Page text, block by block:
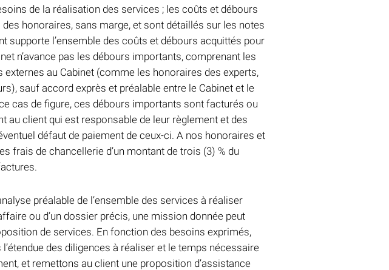
de la réalisation des services ; les coûts et débours
honoraires, sans marge, et sont détaillés sur les notes
supporte l’ensemble des coûts et débours acquittés pour
n’avance pas les débours importants, comprenant les
externes au Cabinet (comme les honoraires des experts,
sauf accord exprès et préalable entre le Cabinet et le
cas de figure, ces débours importants sont facturés ou
au client qui est responsable de leur règlement et des
défaut de paiement de ceux-ci. A nos honoraires et
frais de chancellerie d’un montant de trois (3) % du
préalable de l’ensemble des services à réaliser
ou d’un dossier précis, une mission donnée peut
de services. En fonction des besoins exprimés,
des diligences à réaliser et le temps nécessaire
et remettons au client une proposition d’assistance